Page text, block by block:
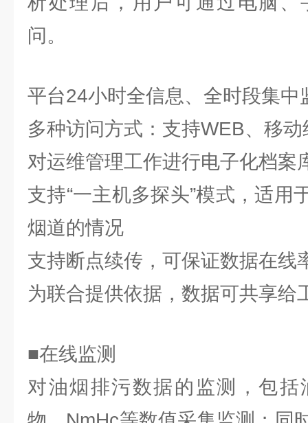
问。
平台24小时全信息、全时段集中
多种访问方式：支持WEB、移
对运维管理工作进行电子化档案
支持“一主机多探头”模式，适用
烟道的情况
支持断点续传，可保证数据在线
为联合提供依据，数据可共享给
■在线监测
对油烟排污数据的监测，包